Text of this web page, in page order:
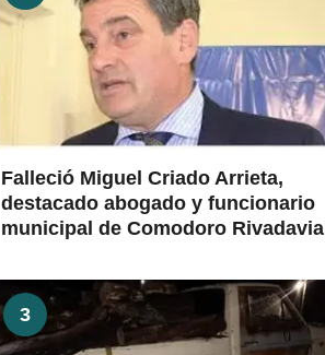
Falleció Miguel Criado Arrieta,
destacado abogado y funcionario
municipal de Comodoro Rivadavia
3